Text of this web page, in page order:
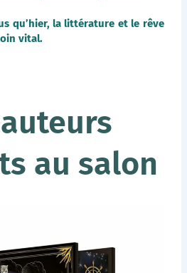
qu’hier, la littérature et le rêve
vital.
auteurs
au salon